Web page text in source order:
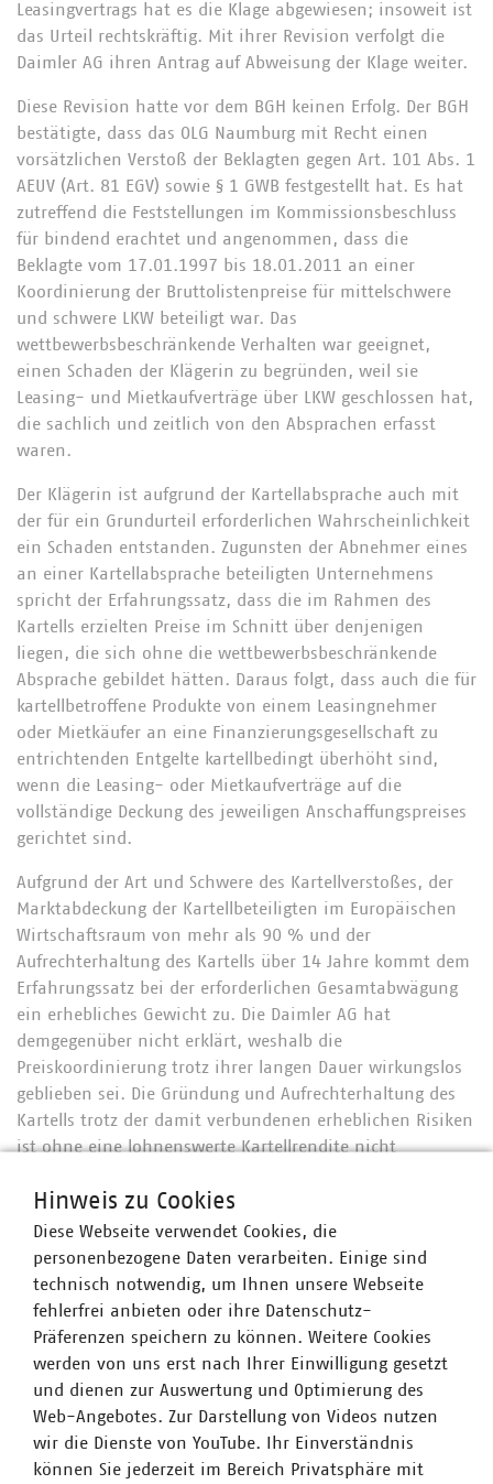
Leasingvertrags hat es die Klage abgewiesen; insoweit ist
das Urteil rechtskräftig. Mit ihrer Revision verfolgt die
Daimler AG ihren Antrag auf Abweisung der Klage weiter.
Diese Revision hatte vor dem BGH keinen Erfolg. Der BGH
bestätigte, dass das OLG Naumburg mit Recht einen
vorsätzlichen Verstoß der Beklagten gegen Art. 101 Abs. 1
AEUV (Art. 81 EGV) sowie § 1 GWB festgestellt hat. Es hat
zutreffend die Feststellungen im Kommissionsbeschluss
für bindend erachtet und angenommen, dass die
Beklagte vom 17.01.1997 bis 18.01.2011 an einer
Koordinierung der Bruttolistenpreise für mittelschwere
und schwere LKW beteiligt war. Das
wettbewerbsbeschränkende Verhalten war geeignet,
einen Schaden der Klägerin zu begründen, weil sie
Leasing- und Mietkaufverträge über LKW geschlossen hat,
die sachlich und zeitlich von den Absprachen erfasst
waren.
Der Klägerin ist aufgrund der Kartellabsprache auch mit
der für ein Grundurteil erforderlichen Wahrscheinlichkeit
ein Schaden entstanden. Zugunsten der Abnehmer eines
an einer Kartellabsprache beteiligten Unternehmens
spricht der Erfahrungssatz, dass die im Rahmen des
Kartells erzielten Preise im Schnitt über denjenigen
liegen, die sich ohne die wettbewerbsbeschränkende
Absprache gebildet hätten. Daraus folgt, dass auch die für
kartellbetroffene Produkte von einem Leasingnehmer
oder Mietkäufer an eine Finanzierungsgesellschaft zu
entrichtenden Entgelte kartellbedingt überhöht sind,
wenn die Leasing- oder Mietkaufverträge auf die
vollständige Deckung des jeweiligen Anschaffungspreises
gerichtet sind.
Aufgrund der Art und Schwere des Kartellverstoßes, der
Marktabdeckung der Kartellbeteiligten im Europäischen
Wirtschaftsraum von mehr als 90 % und der
Aufrechterhaltung des Kartells über 14 Jahre kommt dem
Erfahrungssatz bei der erforderlichen Gesamtabwägung
ein erhebliches Gewicht zu. Die Daimler AG hat
demgegenüber nicht erklärt, weshalb die
Preiskoordinierung trotz ihrer langen Dauer wirkungslos
geblieben sei. Die Gründung und Aufrechterhaltung des
Kartells trotz der damit verbundenen erheblichen Risiken
ist ohne eine lohnenswerte Kartellrendite nicht
Vergleichsmarktbetrachtungen der Daimler AG, wonach
nur ein insignifikanter Kartelleffekt eingetreten sein soll,
für sich allein nicht der Annahme entgegen, dass
Ansprechpartner
Hinweis zu Cookies
Diese Webseite verwendet Cookies, die
personenbezogene Daten verarbeiten. Einige sind
technisch notwendig, um Ihnen unsere Webseite
fehlerfrei anbieten oder ihre Datenschutz-
Präferenzen speichern zu können. Weitere Cookies
werden von uns erst nach Ihrer Einwilligung gesetzt
und dienen zur Auswertung und Optimierung des
Web-Angebotes. Zur Darstellung von Videos nutzen
wir die Dienste von YouTube. Ihr Einverständnis
können Sie jederzeit im Bereich Privatsphäre mit